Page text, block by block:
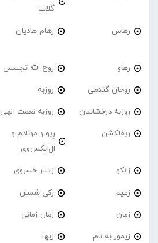
گلاب
رهاس رهام هادیان
رهاو روح الله تجسس
روحان گندمی روزبه
روزبه درخشانیان روزبه نعمت الهی
ریفلکشن
رِیو و مونادم و
ال‌ایکس‌وی
زانکو زانیار خسروی
زعیم زکی شمس
زمان زمان زمانی
زیمور به نام زیها